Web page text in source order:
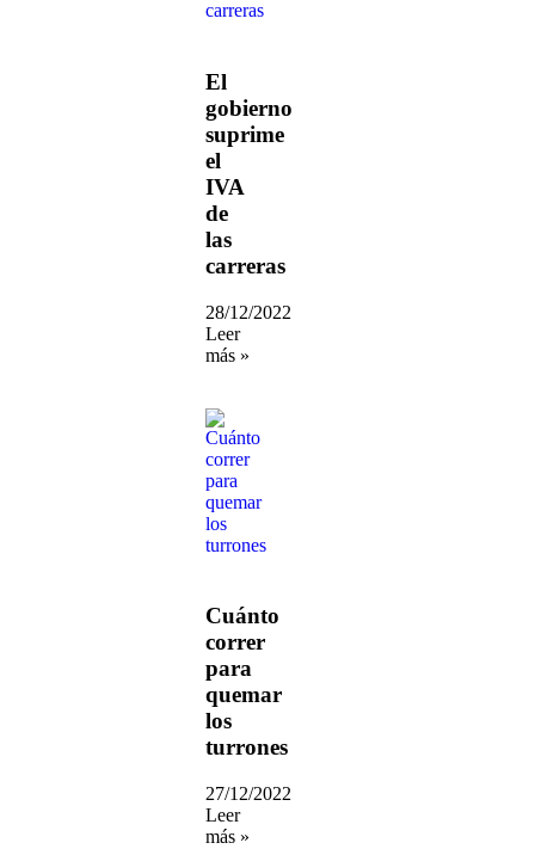
El
gobierno
suprime
el
IVA
de
las
carreras
28/12/2022
Leer
más »
Cuánto
correr
para
quemar
los
turrones
27/12/2022
Leer
más »